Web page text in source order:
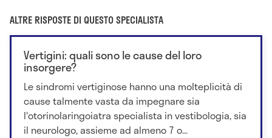
ALTRE RISPOSTE DI QUESTO SPECIALISTA
Vertigini: quali sono le cause del loro
insorgere?
Le sindromi vertiginose hanno una molteplicità di
cause talmente vasta da impegnare sia
l'otorinolaringoiatra specialista in vestibologia, sia
il neurologo, assieme ad almeno 7 o...